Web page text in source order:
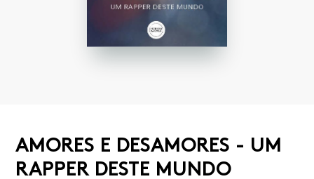
AMORES E DESAMORES - UM
RAPPER DESTE MUNDO